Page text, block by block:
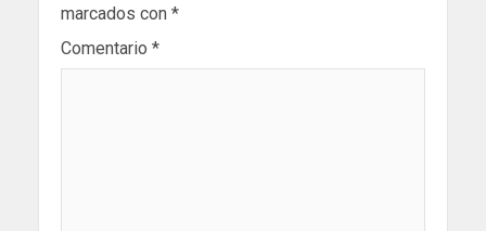
marcados con *
Comentario *